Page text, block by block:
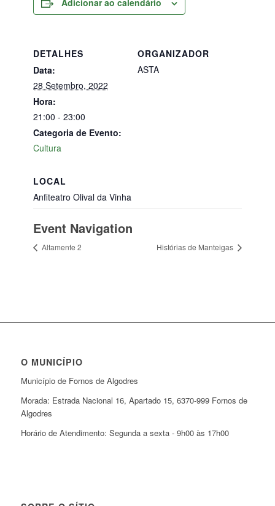
Adicionar ao calendário
DETALHES
Data:
28 Setembro, 2022
Hora:
21:00 - 23:00
Categoria de Evento:
Cultura
ORGANIZADOR
ASTA
LOCAL
Anfiteatro Olival da Vinha
Event Navigation
Altamente 2 Histórias de Manteigas
O MUNICÍPIO
Município de Fornos de Algodres
Morada: Estrada Nacional 16, Apartado 15, 6370-999 Fornos de
Algodres
Horário de Atendimento: Segunda a sexta - 9h00 às 17h00